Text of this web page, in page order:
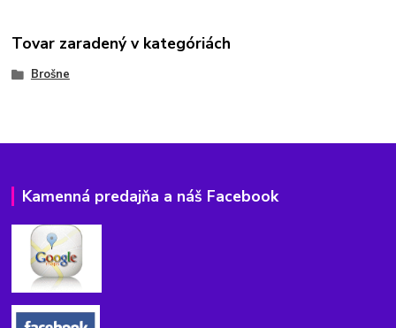
Tovar zaradený v kategóriách
Brošne
Kamenná predajňa a náš Facebook